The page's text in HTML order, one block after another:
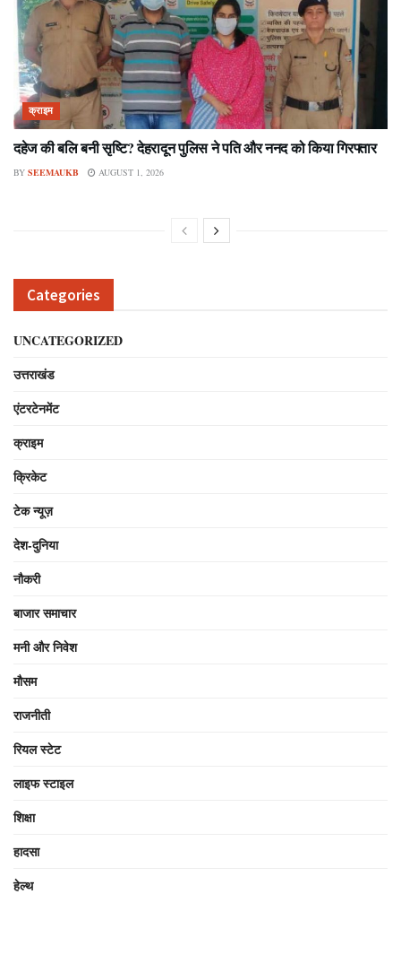
क्राइम
दहेज की बलि बनी सृष्टि? देहरादून पुलिस ने पति और ननद को किया गिरफ्तार
BY SEEMAUKB AUGUST 1, 2026
Categories
UNCATEGORIZED
उत्तराखंड
एंटरटेनमेंट
क्राइम
क्रिकेट
टेक न्यूज़
देश-दुनिया
नौकरी
बाजार समाचार
मनी और निवेश
मौसम
राजनीती
रियल स्टेट
लाइफ स्टाइल
शिक्षा
हादसा
हेल्थ